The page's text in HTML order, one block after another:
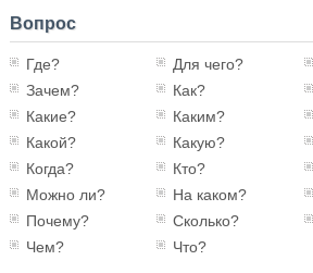
Вопрос
Где? Для чего?
Зачем?
Как?
Какие?
Каким?
Какой?
Какую?
Когда?
Кто?
Можно ли?
На каком?
Почему?
Сколько?
Чем?
Что?